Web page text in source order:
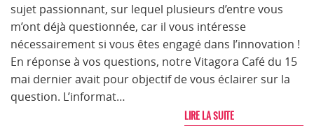
sujet passionnant, sur lequel plusieurs d’entre vous
m’ont déjà questionnée, car il vous intéresse
nécessairement si vous êtes engagé dans l’innovation !
En réponse à vos questions, notre Vitagora Café du 15
mai dernier avait pour objectif de vous éclairer sur la
question. L’informat…
LIRE LA SUITE